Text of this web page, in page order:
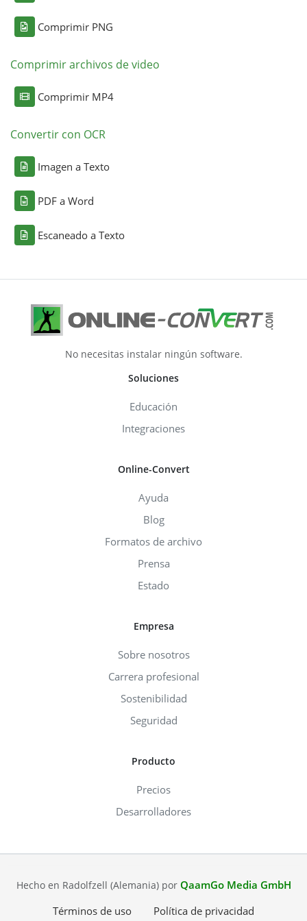
Comprimir PNG
Comprimir archivos de video
Comprimir MP4
Convertir con OCR
Imagen a Texto
PDF a Word
Escaneado a Texto
No necesitas instalar ningún software.
Soluciones
Educación
Integraciones
Online-Convert
Ayuda
Blog
Formatos de archivo
Prensa
Estado
Empresa
Sobre nosotros
Carrera profesional
Sostenibilidad
Seguridad
Producto
Precios
Desarrolladores
Hecho en Radolfzell (Alemania) por QaamGo Media GmbH
Términos de uso
Política de privacidad